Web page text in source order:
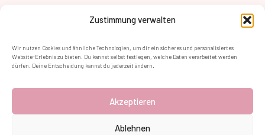
Zustimmung verwalten
Wir nutzen Cookies und ähnliche Technologien, um dir ein sicheres und personalisiertes
Website-Erlebnis zu bieten. Du kannst selbst festlegen, welche Daten verarbeitet werden
dürfen. Deine Entscheidung kannst du jederzeit ändern.
Akzeptieren
Ablehnen
FOLGE UNS FÜR AKTUELLE INFOS & ANGEBOTE